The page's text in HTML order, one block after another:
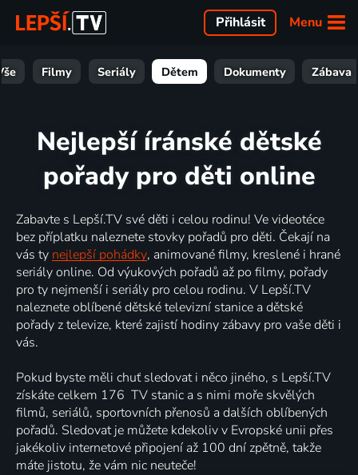
Menu
Přihlásit
Filmy Seriály Dětem Dokumenty Zábava
Nejlepší íránské dětské
pořady pro děti online
Zabavte s Lepší.TV své děti i celou rodinu! Ve videotéce
bez příplatku naleznete stovky pořadů pro děti. Čekají na
vás ty nejlepší pohádky, animované filmy, kreslené i hrané
seriály online. Od výukových pořadů až po filmy, pořady
pro ty nejmenší i seriály pro celou rodinu. V Lepší.TV
naleznete oblíbené dětské televizní stanice a dětské
pořady z televize, které zajistí hodiny zábavy pro vaše děti i
vás.
Pokud byste měli chuť sledovat i něco jiného, s Lepší.TV
získáte celkem 176 TV stanic a s nimi moře skvělých
filmů, seriálů, sportovních přenosů a dalších oblíbených
pořadů. Sledovat je můžete kdekoliv v Evropské unii přes
jakékoliv internetové připojení až 100 dní zpětně, takže
máte jistotu, že vám nic neuteče!